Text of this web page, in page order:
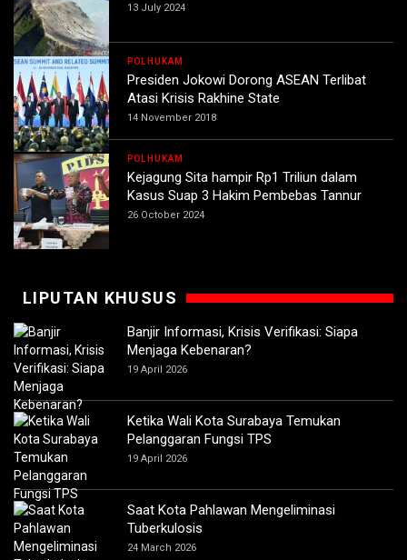
13 July 2024
POLHUKAM
Presiden Jokowi Dorong ASEAN Terlibat
Atasi Krisis Rakhine State
14 November 2018
POLHUKAM
Kejagung Sita hampir Rp1 Triliun dalam
Kasus Suap 3 Hakim Pembebas Tannur
26 October 2024
LIPUTAN KHUSUS
Banjir Informasi, Krisis Verifikasi: Siapa
Menjaga Kebenaran?
19 April 2026
Ketika Wali Kota Surabaya Temukan
Pelanggaran Fungsi TPS
19 April 2026
Saat Kota Pahlawan Mengeliminasi
Tuberkulosis
24 March 2026